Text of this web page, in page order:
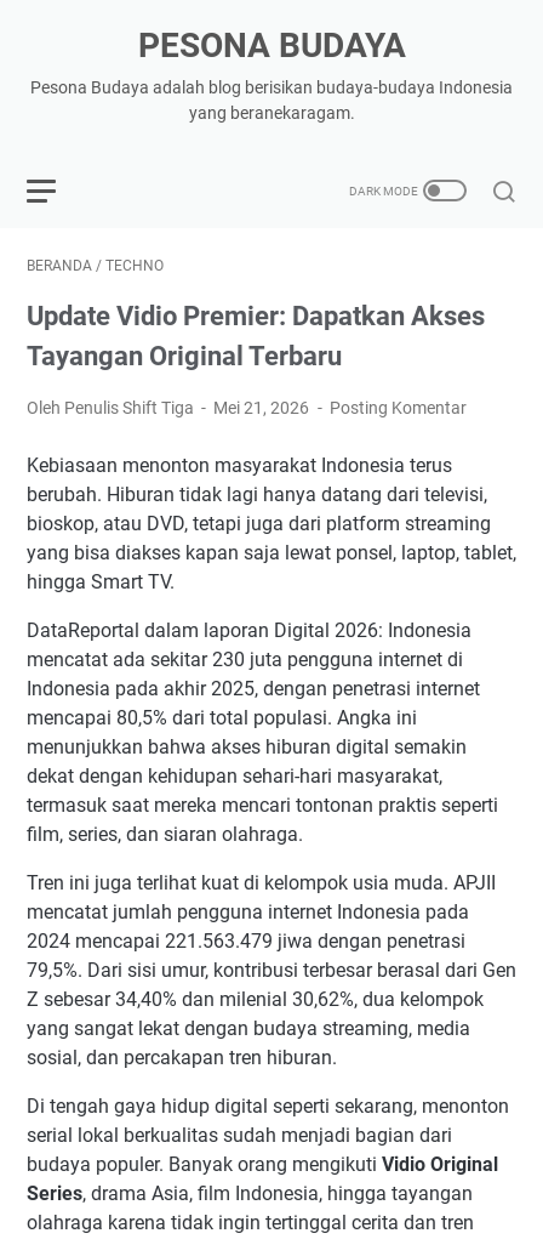
PESONA BUDAYA
Pesona Budaya adalah blog berisikan budaya-budaya Indonesia
yang beranekaragam.
BERANDA / TECHNO
Update Vidio Premier: Dapatkan Akses
Tayangan Original Terbaru
Oleh Penulis Shift Tiga Mei 21, 2026 Posting Komentar
Kebiasaan menonton masyarakat Indonesia terus
berubah. Hiburan tidak lagi hanya datang dari televisi,
bioskop, atau DVD, tetapi juga dari platform streaming
yang bisa diakses kapan saja lewat ponsel, laptop, tablet,
hingga Smart TV.
DataReportal dalam laporan Digital 2026: Indonesia
mencatat ada sekitar 230 juta pengguna internet di
Indonesia pada akhir 2025, dengan penetrasi internet
mencapai 80,5% dari total populasi. Angka ini
menunjukkan bahwa akses hiburan digital semakin
dekat dengan kehidupan sehari-hari masyarakat,
termasuk saat mereka mencari tontonan praktis seperti
film, series, dan siaran olahraga.
Tren ini juga terlihat kuat di kelompok usia muda. APJII
mencatat jumlah pengguna internet Indonesia pada
2024 mencapai 221.563.479 jiwa dengan penetrasi
79,5%. Dari sisi umur, kontribusi terbesar berasal dari Gen
Z sebesar 34,40% dan milenial 30,62%, dua kelompok
yang sangat lekat dengan budaya streaming, media
sosial, dan percakapan tren hiburan.
Di tengah gaya hidup digital seperti sekarang, menonton
serial lokal berkualitas sudah menjadi bagian dari
budaya populer. Banyak orang mengikuti Vidio Original
Series, drama Asia, film Indonesia, hingga tayangan
olahraga karena tidak ingin tertinggal cerita dan tren